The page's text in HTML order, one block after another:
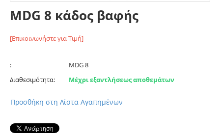
MDG 8 κάδος βαφής
[Επικοινωνήστε για Τιμή]
:
MDG 8
Διαθεσιμότητα:
Μέχρι εξαντλήσεως αποθεμάτων
Προσθήκη στη Λίστα Αγαπημένων